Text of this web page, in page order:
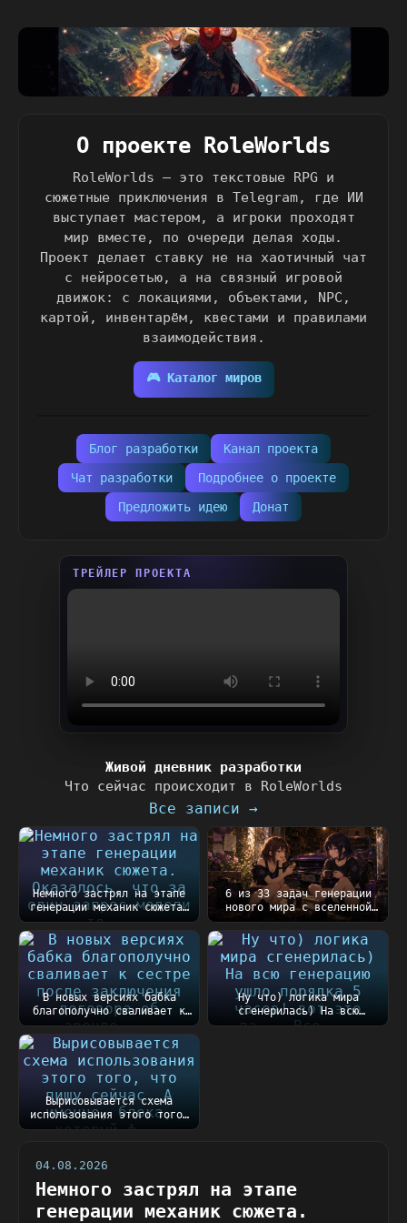
О проекте RoleWorlds
RoleWorlds — это текстовые RPG и
сюжетные приключения в Telegram, где ИИ
выступает мастером, а игроки проходят
мир вместе, по очереди делая ходы.
Проект делает ставку не на хаотичный чат
с нейросетью, а на связный игровой
движок: с локациями, объектами, NPC,
картой, инвентарём, квестами и правилами
взаимодействия.
🎮 Каталог миров
Блог разработки
Канал проекта
Чат разработки
Подробнее о проекте
Предложить идею
Донат
ТРЕЙЛЕР ПРОЕКТА
Живой дневник разработки
Что сейчас происходит в RoleWorlds
Все записи →
Немного застрял на этапе
генерации механик сюжета.
Оказалось, чт...
6 из 33 задач генерации
нового мира с вселенной
Таллару готовы))...
В новых версиях бабка
благополучно сваливает к
сестре после закл...
Ну что) логика мира
сгенерилась) На всю
генерацию ушло порядка
Вырисовывается схема
использования этого того,
что пишу сейчас....
04.08.2026
Немного застрял на этапе
генерации механик сюжета.